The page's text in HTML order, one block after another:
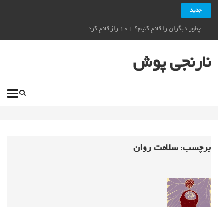
جدید
چطور دیگران را قانع کنیم؟ + ۱۰ راز قانع کردن دیگران_نارنجی پوش
نارنجی پوش
برچسب:سلامت روان